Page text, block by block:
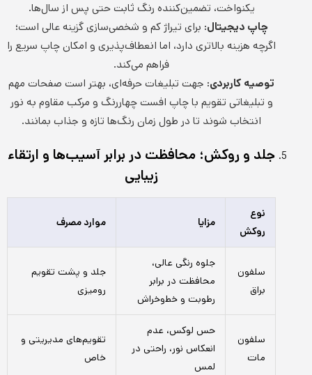
یکنواخت، تضمین‌کننده رنگ ثابت حتی پس از سال‌ها.
چاپ دیجیتال: برای تیراژ کم و شخصی‌سازی گزینه عالی است؛
اگرچه هزینه بالاتری دارد، اما انعطاف‌پذیری و امکان چاپ سریع را
فراهم می‌کند.
توصیه کاربردی: جهت تبلیغات حرفه‌ای، بهتر است صفحات مهم
و تبلیغاتی تقویم با چاپ افست چهاررنگ و مرکب مقاوم به نور
انتخاب شوند تا در طول زمان رنگ‌ها تازه و جذاب بمانند.
جلد و روکش؛ محافظت در برابر آسیب‌ها و ارتقاء
زیبایی
نوع
روکش
مزایا موارد مصرف
سلفون
براق
جلوه رنگی عالی،
محافظت در برابر
رطوبت و خط‌وخراش
جلد و پشت تقویم
رومیزی
سلفون
مات
حس لوکس، عدم
انعکاس نور، راحتی در
لمس
تقویم‌های مدیریتی و
خاص